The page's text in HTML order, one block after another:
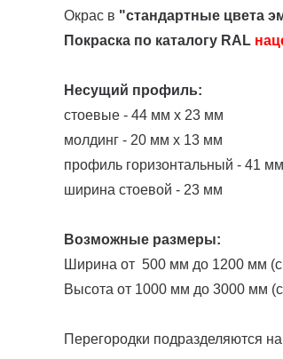
Окрас в "стандартные цвета
Покраска по каталогу RAL
Несущий профиль:
стоевые - 44 мм х 23 мм
молдинг - 20 мм х 13 мм
профиль горизонтальный -
ширина стоевой - 23 мм
Возможные размеры:
Ширина от 500 мм до 1200 мм
Высота от 1000 мм до 3000 мм
Перегородки подразделяются